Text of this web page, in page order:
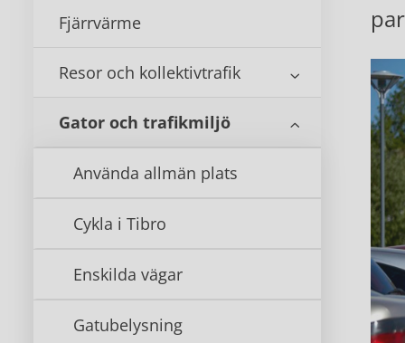
Fjärrvärme
Resor och kollektivtrafik
Gator och trafikmiljö
Använda allmän plats
Cykla i Tibro
Enskilda vägar
Gatubelysning